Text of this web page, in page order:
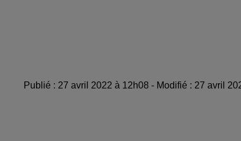
Publié : 27 avril 2022 à 12h08 - Modifié : 27 avril